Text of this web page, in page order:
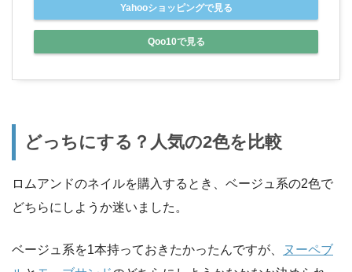
Yahooショッピングで見る
Qoo10で見る
どっちにする？人気の2色を比較
ロムアンドのネイルを購入するとき、ベージュ系の2色で
どちらにしようか迷いました。
ベージュ系を1本持っておきたかったんですが、
ヌーペブ